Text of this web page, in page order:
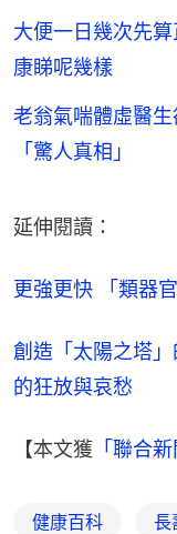
大便一日幾次先
康睇呢幾樣
老翁氣喘體虛醫
「驚人真相」
延伸閱讀：
更強更快 「類器
創造「太陽之塔
的狂放與哀愁
【本文獲 「聯合新
健康百科 長